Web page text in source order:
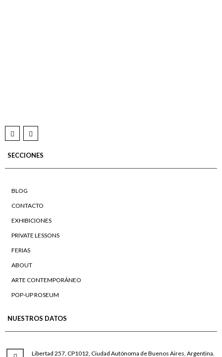
SECCIONES
BLOG
CONTACTO
EXHIBICIONES
PRIVATE LESSONS
FERIAS
ABOUT
ARTE CONTEMPORÁNEO
POP-UP ROSEUM
NUESTROS DATOS
Libertad 257, CP1012, Ciudad Autónoma de Buenos Aires, Argentina.